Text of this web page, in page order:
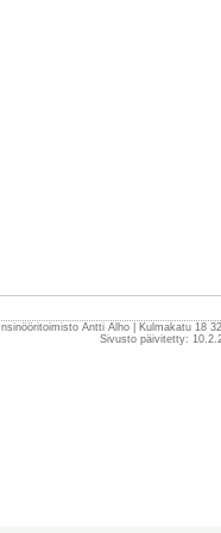
Antti Alho | Kulmakatu 18
Sivusto päivitetty: